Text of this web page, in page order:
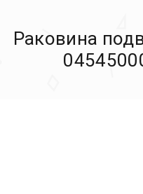
Раковина